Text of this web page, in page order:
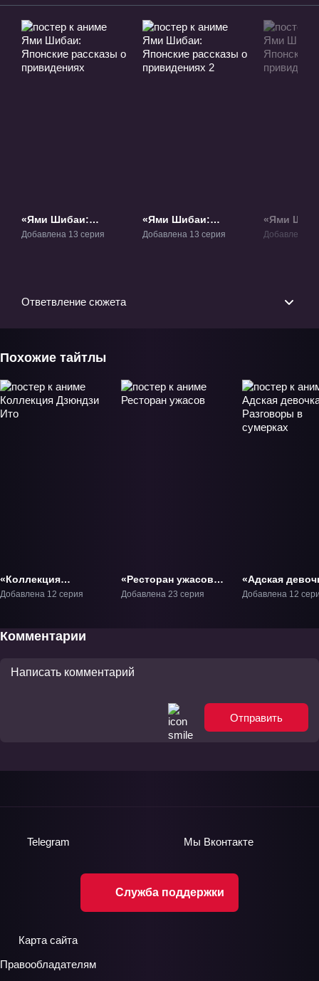
«Ями Шибаи:
Японские рассказы
Добавлена 13 серия
«Ями Шибаи:
Японские рассказы
Добавлена 13 серия
«Ями
Японские
Добавлена
Ответвление сюжета
Похожие тайтлы
«Коллекция
Дзюндзи Ито» ТВ-1
Добавлена 12 серия
«Ресторан ужасов»
ТВ-1
Добавлена 23 серия
«Адская
Разговоры в
Добавлена 12
Комментарии
Отправить
Служба поддержки
Telegram Мы Вконтакте
Карта сайта
Правообладателям